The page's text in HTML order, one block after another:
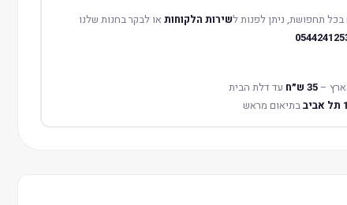
תחפושת, ניתן לפנות לשירות הלקוחותאו לבקר בחנות שלנו
–35 ש״ח עד דלת הבית
בתיאום מראש